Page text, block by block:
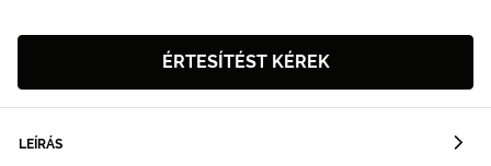
ÉRTESÍTÉST KÉREK
LEÍRÁS